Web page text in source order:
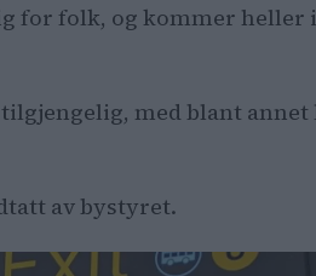
for folk, og kommer heller
med blant
av bystyret.